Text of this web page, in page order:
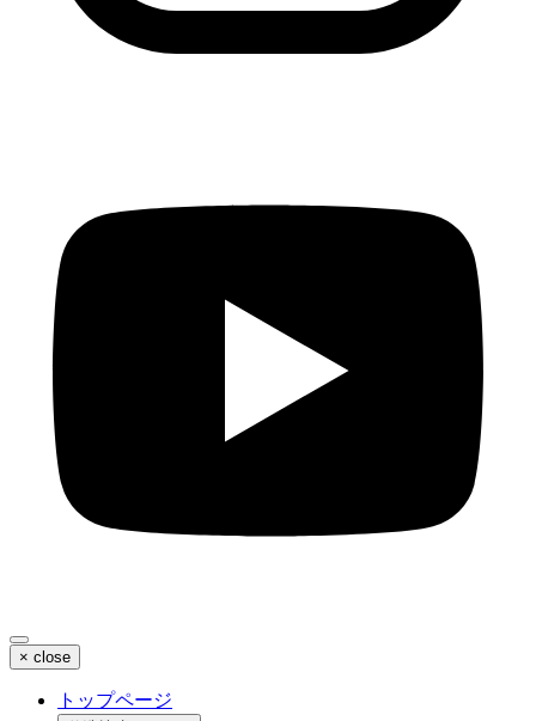
× close
トップページ